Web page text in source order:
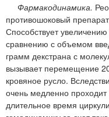
Фармакодинамика.
противошоковый
Способствует
сравнению с объемом
грамм декстрана с
вызывает перемещение
кровяное русло.
очень медленно проходит
длительное время